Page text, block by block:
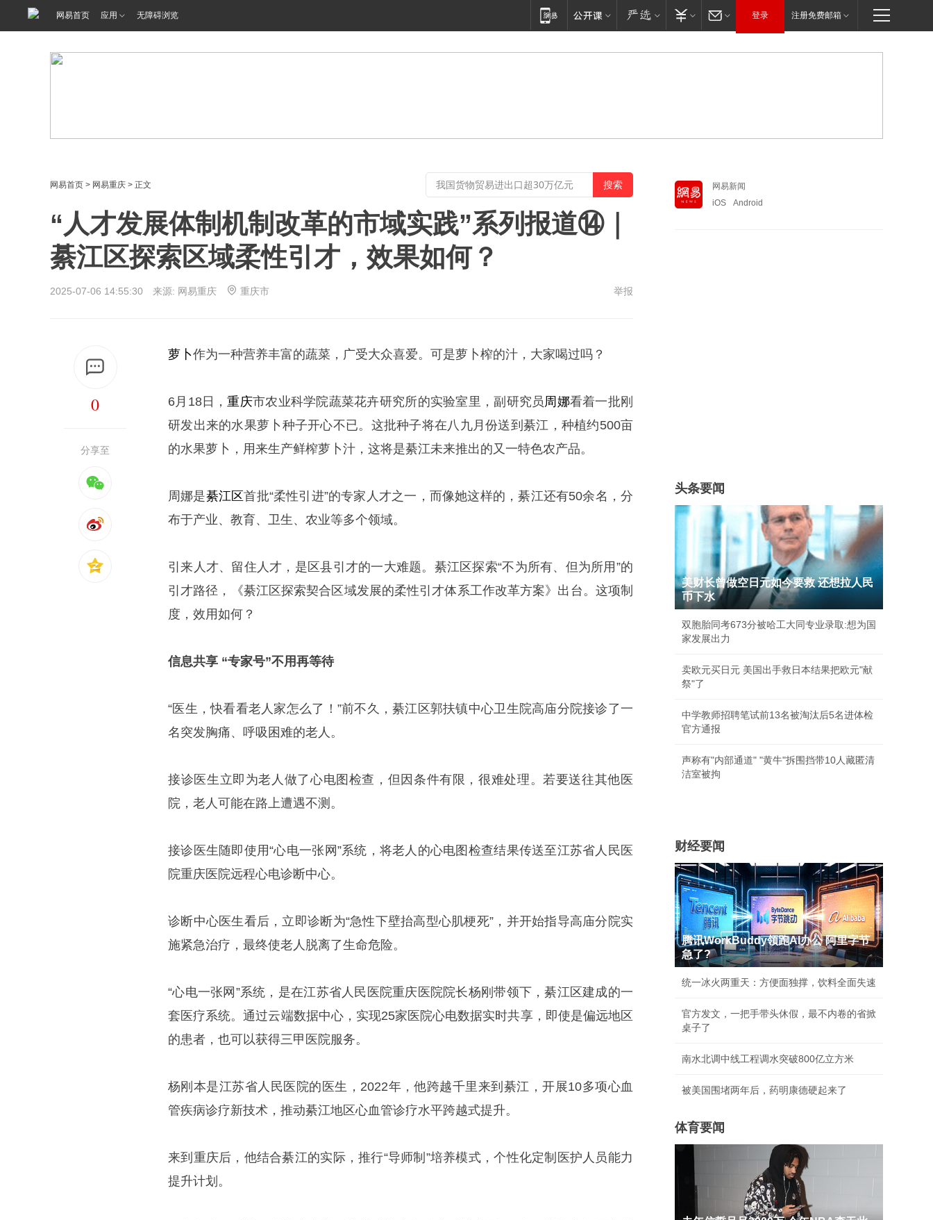
网易首页 应用 无障碍浏览 登录 注册免费邮箱
网易首页 > 网易重庆 > 正文
“人才发展体制机制改革的市域实践”系列报道⑭｜
綦江区探索区域柔性引才，效果如何？
2025-07-06 14:55:30 来源: 网易重庆 重庆市 举报
0
分享至
萝卜作为一种营养丰富的蔬菜，广受大众喜爱。可是萝卜榨的汁，大家喝过吗？
6月18日，重庆市农业科学院蔬菜花卉研究所的实验室里，副研究员 周娜看着一批刚
研发出来的水果萝卜种子开心不已。这批种子将在八九月份送到綦江，种植约500亩
的水果萝卜，用来生产鲜榨萝卜汁，这将是綦江未来推出的又一特色农产品。
周娜是綦江区首批“柔性引进”的专家人才之一，而像她这样的，綦江还有50余名，分
布于产业、教育、卫生、农业等多个领域。
引来人才、留住人才，是区县引才的一大难题。綦江区探索“不为所有、但为所用”的
引才路径，《綦江区探索契合区域发展的柔性引才体系工作改革方案》出台。这项制
度，效用如何？
信息共享 “专家号”不用再等待
“医生，快看看老人家怎么了！”前不久，綦江区郭扶镇中心卫生院高庙分院接诊了一
名突发胸痛、呼吸困难的老人。
接诊医生立即为老人做了心电图检查，但因条件有限，很难处理。若要送往其他医
院，老人可能在路上遭遇不测。
接诊医生随即使用“心电一张网”系统，将老人的心电图检查结果传送至江苏省人民医
院重庆医院远程心电诊断中心。
诊断中心医生看后，立即诊断为“急性下壁抬高型心肌梗死”，并开始指导高庙分院实
施紧急治疗，最终使老人脱离了生命危险。
“心电一张网”系统，是在江苏省人民医院重庆医院院长杨刚带领下，綦江区建成的一
套医疗系统。通过云端数据中心，实现25家医院心电数据实时共享，即使是偏远地区
的患者，也可以获得三甲医院服务。
杨刚本是江苏省人民医院的医生，2022年，他跨越千里来到綦江，开展10多项心血
管疾病诊疗新技术，推动綦江地区心血管诊疗水平跨越式提升。
来到重庆后，他结合綦江的实际，推行“导师制”培养模式，个性化定制医护人员能力
提升计划。
网易新闻
iOS
Android
头条要闻
美财长曾做空日元如今要救 还想拉人民
币下水
双胞胎同考673分被哈工大同专业录取:想为国
家发展出力
卖欧元买日元 美国出手救日本结果把欧元"献
祭"了
中学教师招聘笔试前13名被淘汰后5名进体检
官方通报
声称有"内部通道" "黄牛"拆围挡带10人藏匿清
洁室被拘
财经要闻
腾讯WorkBuddy领跑AI办公 阿里字节
急了?
统一冰火两重天：方便面独撑，饮料全面失速
官方发文，一把手带头休假，最不内卷的省掀
桌子了
南水北调中线工程调水突破800亿立方米
被美国围堵两年后，药明康德硬起来了
体育要闻